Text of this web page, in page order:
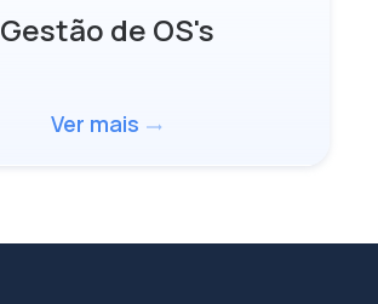
Gestão de OS's
Ver mais trending_flat